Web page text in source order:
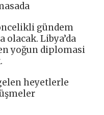
gündem
olacak. Libya’da
yoğun diplomasi
heyetlerle